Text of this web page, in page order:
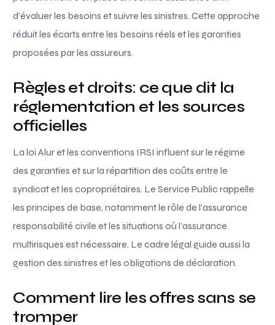
d’évaluer les besoins et suivre les sinistres. Cette approche
réduit les écarts entre les besoins réels et les garanties
proposées par les assureurs.
Règles et droits: ce que dit la
réglementation et les sources
officielles
La loi Alur et les conventions IRSI influent sur le régime
des garanties et sur la répartition des coûts entre le
syndicat et les copropriétaires. Le Service Public rappelle
les principes de base, notamment le rôle de l’assurance
responsabilité civile et les situations où l’assurance
multirisques est nécessaire. Le cadre légal guide aussi la
gestion des sinistres et les obligations de déclaration.
Comment lire les offres sans se
tromper